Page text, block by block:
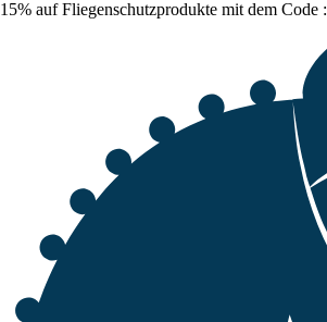
15% auf Fliegenschutzprodukte mit dem Code :